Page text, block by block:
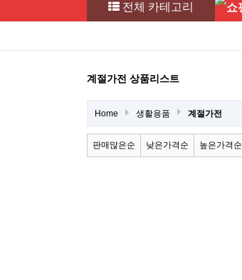
전체 카테고리
계절가전 상품리스트
Home 생활용품 계절가전
판매많은순 낮은가격순 높은가격순